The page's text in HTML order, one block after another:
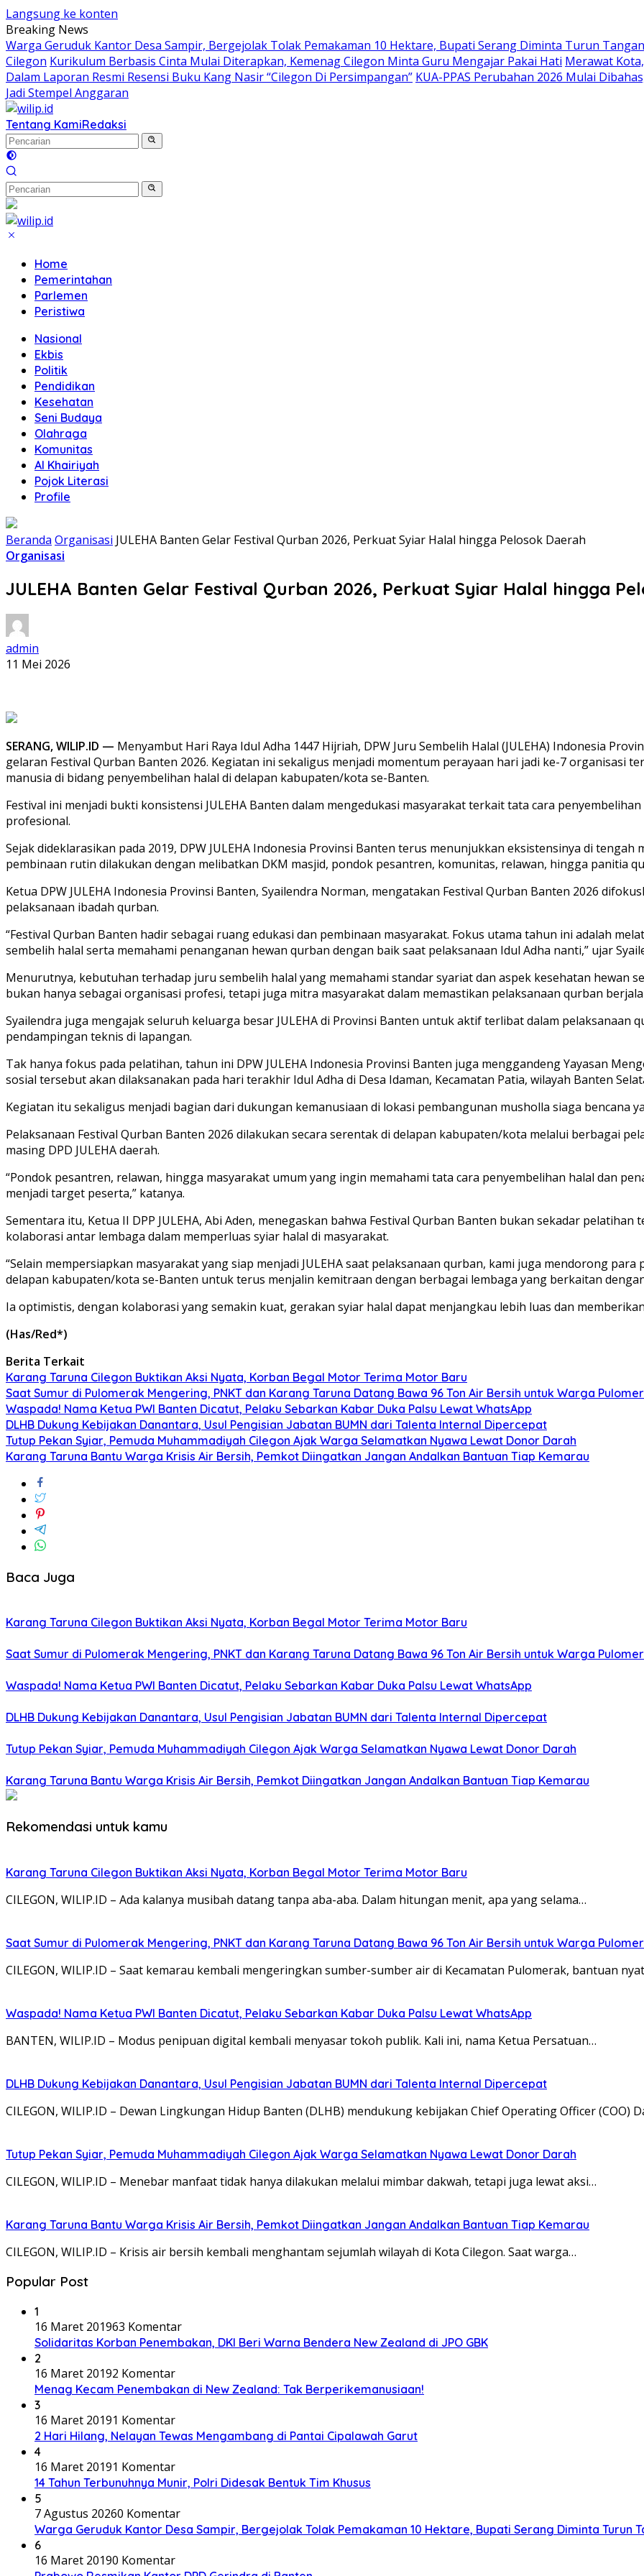
Langsung ke konten
Breaking News
Warga Geruduk Kantor Desa Sampir, Bergejolak Tolak Pemakaman 10 Hektare, Bupati Serang Diminta Turun Tangan
Cilegon Kurikulum Berbasis Cinta Mulai Diterapkan, Kemenag Cilegon Minta Guru Mengajar Pakai Hati Merawat
Dalam Laporan Resmi Resensi Buku Kang Nasir “Cilegon Di Persimpangan” KUA-PPAS Perubahan 2026 Mulai
Jadi Stempel Anggaran
Tentang KamiRedaksi
Home
Pemerintahan
Parlemen
Peristiwa
Nasional
Ekbis
Politik
Pendidikan
Kesehatan
Seni Budaya
Olahraga
Komunitas
Al Khairiyah
Pojok Literasi
Profile
Beranda Organisasi JULEHA Banten Gelar Festival Qurban 2026, Perkuat Syiar Halal hingga Pelosok Daerah
Organisasi
JULEHA Banten Gelar Festival Qurban 2026, Perkuat Syiar Halal hingga
admin
11 Mei 2026
SERANG, WILIP.ID — Menyambut Hari Raya Idul Adha 1447 Hijriah, DPW Juru Sembelih Halal (JULEHA) Indonesia
gelaran Festival Qurban Banten 2026. Kegiatan ini sekaligus menjadi momentum perayaan hari jadi ke-7 organisasi
manusia di bidang penyembelihan halal di delapan kabupaten/kota se-Banten.
Festival ini menjadi bukti konsistensi JULEHA Banten dalam mengedukasi masyarakat terkait tata cara
profesional.
Sejak dideklarasikan pada 2019, DPW JULEHA Indonesia Provinsi Banten terus menunjukkan eksistensinya di
pembinaan rutin dilakukan dengan melibatkan DKM masjid, pondok pesantren, komunitas, relawan, hingga panitia
Ketua DPW JULEHA Indonesia Provinsi Banten, Syailendra Norman, mengatakan Festival Qurban Banten 2026
pelaksanaan ibadah qurban.
“Festival Qurban Banten hadir sebagai ruang edukasi dan pembinaan masyarakat. Fokus utama tahun ini adalah
sembelih halal serta memahami penanganan hewan qurban dengan baik saat pelaksanaan Idul Adha nanti,” ujar
Menurutnya, kebutuhan terhadap juru sembelih halal yang memahami standar syariat dan aspek kesehatan hewan
bukan hanya sebagai organisasi profesi, tetapi juga mitra masyarakat dalam memastikan pelaksanaan qurban
Syailendra juga mengajak seluruh keluarga besar JULEHA di Provinsi Banten untuk aktif terlibat dalam pelaksanaan
pendampingan teknis di lapangan.
Tak hanya fokus pada pelatihan, tahun ini DPW JULEHA Indonesia Provinsi Banten juga menggandeng Yayasan
sosial tersebut akan dilaksanakan pada hari terakhir Idul Adha di Desa Idaman, Kecamatan Patia, wilayah Banten
Kegiatan itu sekaligus menjadi bagian dari dukungan kemanusiaan di lokasi pembangunan musholla siaga bencana
Pelaksanaan Festival Qurban Banten 2026 dilakukan secara serentak di delapan kabupaten/kota melalui berbagai
masing DPD JULEHA daerah.
“Pondok pesantren, relawan, hingga masyarakat umum yang ingin memahami tata cara penyembelihan halal dan
menjadi target peserta,” katanya.
Sementara itu, Ketua II DPP JULEHA, Abi Aden, menegaskan bahwa Festival Qurban Banten bukan sekadar
kolaborasi antar lembaga dalam memperluas syiar halal di masyarakat.
“Selain mempersiapkan masyarakat yang siap menjadi JULEHA saat pelaksanaan qurban, kami juga mendorong
delapan kabupaten/kota se-Banten untuk terus menjalin kemitraan dengan berbagai lembaga yang berkaitan
Ia optimistis, dengan kolaborasi yang semakin kuat, gerakan syiar halal dapat menjangkau lebih luas dan
(Has/Red*)
Berita Terkait
Karang Taruna Cilegon Buktikan Aksi Nyata, Korban Begal Motor Terima Motor Baru
Saat Sumur di Pulomerak Mengering, PNKT dan Karang Taruna Datang Bawa 96 Ton Air Bersih untuk Warga
Waspada! Nama Ketua PWI Banten Dicatut, Pelaku Sebarkan Kabar Duka Palsu Lewat WhatsApp
DLHB Dukung Kebijakan Danantara, Usul Pengisian Jabatan BUMN dari Talenta Internal Dipercepat
Tutup Pekan Syiar, Pemuda Muhammadiyah Cilegon Ajak Warga Selamatkan Nyawa Lewat Donor Darah
Karang Taruna Bantu Warga Krisis Air Bersih, Pemkot Diingatkan Jangan Andalkan Bantuan Tiap Kemarau
Baca Juga
Karang Taruna Cilegon Buktikan Aksi Nyata, Korban Begal Motor Terima Motor Baru
Saat Sumur di Pulomerak Mengering, PNKT dan Karang Taruna Datang Bawa 96 Ton Air Bersih untuk Warga
Waspada! Nama Ketua PWI Banten Dicatut, Pelaku Sebarkan Kabar Duka Palsu Lewat WhatsApp
DLHB Dukung Kebijakan Danantara, Usul Pengisian Jabatan BUMN dari Talenta Internal Dipercepat
Tutup Pekan Syiar, Pemuda Muhammadiyah Cilegon Ajak Warga Selamatkan Nyawa Lewat Donor Darah
Karang Taruna Bantu Warga Krisis Air Bersih, Pemkot Diingatkan Jangan Andalkan Bantuan Tiap Kemarau
Rekomendasi untuk kamu
Karang Taruna Cilegon Buktikan Aksi Nyata, Korban Begal Motor Terima Motor Baru
CILEGON, WILIP.ID – Ada kalanya musibah datang tanpa aba-aba. Dalam hitungan menit, apa yang selama…
Saat Sumur di Pulomerak Mengering, PNKT dan Karang Taruna Datang Bawa 96 Ton Air Bersih untuk Warga
CILEGON, WILIP.ID – Saat kemarau kembali mengeringkan sumber-sumber air di Kecamatan Pulomerak, bantuan
Waspada! Nama Ketua PWI Banten Dicatut, Pelaku Sebarkan Kabar Duka Palsu Lewat WhatsApp
BANTEN, WILIP.ID – Modus penipuan digital kembali menyasar tokoh publik. Kali ini, nama Ketua Persatuan…
DLHB Dukung Kebijakan Danantara, Usul Pengisian Jabatan BUMN dari Talenta Internal Dipercepat
CILEGON, WILIP.ID – Dewan Lingkungan Hidup Banten (DLHB) mendukung kebijakan Chief Operating Officer (COO)
Tutup Pekan Syiar, Pemuda Muhammadiyah Cilegon Ajak Warga Selamatkan Nyawa Lewat Donor Darah
CILEGON, WILIP.ID – Menebar manfaat tidak hanya dilakukan melalui mimbar dakwah, tetapi juga lewat aksi…
Karang Taruna Bantu Warga Krisis Air Bersih, Pemkot Diingatkan Jangan Andalkan Bantuan Tiap Kemarau
CILEGON, WILIP.ID – Krisis air bersih kembali menghantam sejumlah wilayah di Kota Cilegon. Saat warga…
Popular Post
1
16 Maret 201963 Komentar
Solidaritas Korban Penembakan, DKI Beri Warna Bendera New Zealand di JPO GBK
2
16 Maret 20192 Komentar
Menag Kecam Penembakan di New Zealand: Tak Berperikemanusiaan!
3
16 Maret 20191 Komentar
2 Hari Hilang, Nelayan Tewas Mengambang di Pantai Cipalawah Garut
4
16 Maret 20191 Komentar
14 Tahun Terbunuhnya Munir, Polri Didesak Bentuk Tim Khusus
5
7 Agustus 20260 Komentar
Warga Geruduk Kantor Desa Sampir, Bergejolak Tolak Pemakaman 10 Hektare, Bupati Serang Diminta Turun
6
16 Maret 20190 Komentar